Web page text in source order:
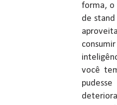
forma, o
de stand
você